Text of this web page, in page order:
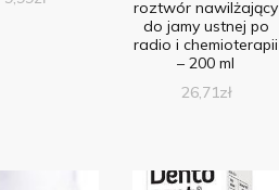
roztwór nawilżający
do jamy ustnej po
radio i chemioterapii
– 200 ml
26,71zł